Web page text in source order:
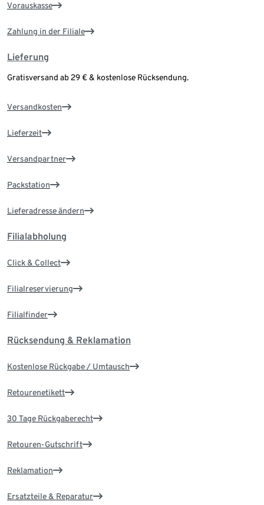
Vorauskasse
Zahlung in der Filiale
Lieferung
Gratisversand ab 29 € & kostenlose Rücksendung.
Versandkosten
Lieferzeit
Versandpartner
Packstation
Lieferadresse ändern
Filialabholung
Click & Collect
Filialreservierung
Filialfinder
Rücksendung & Reklamation
Kostenlose Rückgabe / Umtausch
Retourenetikett
30 Tage Rückgaberecht
Retouren-Gutschrift
Reklamation
Ersatzteile & Reparatur